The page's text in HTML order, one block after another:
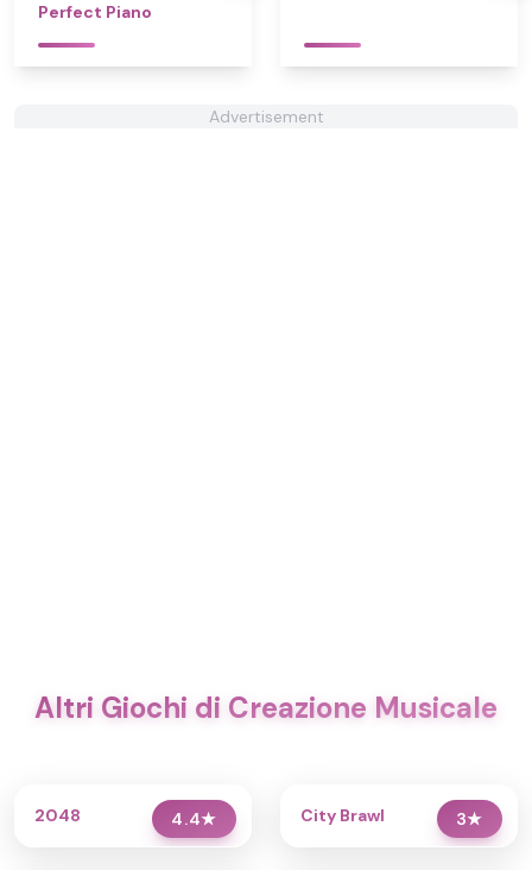
Perfect Piano
Advertisement
Altri Giochi di Creazione Musicale
4.4★
2048 3★
City Brawl